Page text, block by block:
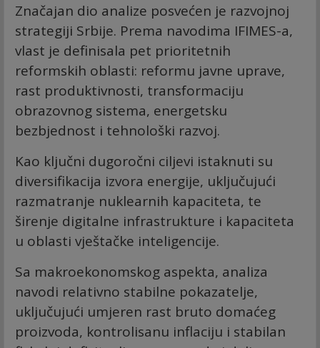
Značajan dio analize posvećen je razvojnoj
strategiji Srbije. Prema navodima IFIMES-a,
vlast je definisala pet prioritetnih
reformskih oblasti: reformu javne uprave,
rast produktivnosti, transformaciju
obrazovnog sistema, energetsku
bezbjednost i tehnološki razvoj.
Kao ključni dugoročni ciljevi istaknuti su
diversifikacija izvora energije, uključujući
razmatranje nuklearnih kapaciteta, te
širenje digitalne infrastrukture i kapaciteta
u oblasti vještačke inteligencije.
Sa makroekonomskog aspekta, analiza
navodi relativno stabilne pokazatelje,
uključujući umjeren rast bruto domaćeg
proizvoda, kontrolisanu inflaciju i stabilan